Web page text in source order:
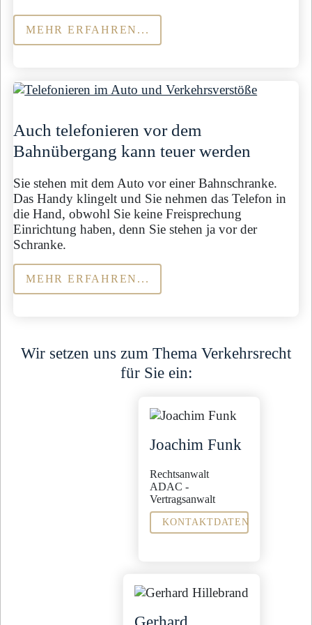
MEHR ERFAHREN...
Auch telefonieren vor dem
Bahnübergang kann teuer werden
Sie stehen mit dem Auto vor einer Bahnschranke.
Das Handy klingelt und Sie nehmen das Telefon in
die Hand, obwohl Sie keine Freisprechung
Einrichtung haben, denn Sie stehen ja vor der
Schranke.
MEHR ERFAHREN...
Wir setzen uns zum Thema Verkehrsrecht
für Sie ein:
Joachim Funk
Rechtsanwalt
ADAC -
Vertragsanwalt
KONTAKTDATEN
Sekretariat
j.tisler@steinbachpartner.de